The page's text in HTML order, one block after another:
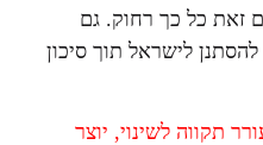
זאת כל כך רחוק. גם
לישראל תוך סיכון
תקווה לשינוי, יוצר